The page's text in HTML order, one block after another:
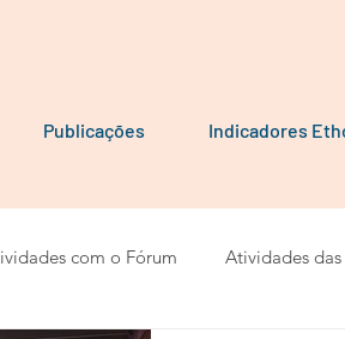
Publicações Indicadores
com o Fórum Atividades